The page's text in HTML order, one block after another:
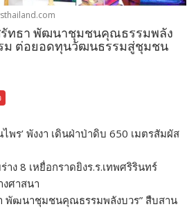
รัทธา พัฒนาชุมชนคุณธรรมพลัง
ม ต่อยอดทุนวัฒนธรรมสู่ชุมชน
พร’ พังงา เดินฝ่าป่าดิบ 650 เมตรสัมผัส
ง 8 เหยื่อกราดยิงร.ร.เทพศริรินทร์
ศาสนา
พัฒนาชุมชนคุณธรรมพลังบวร” สืบสาน